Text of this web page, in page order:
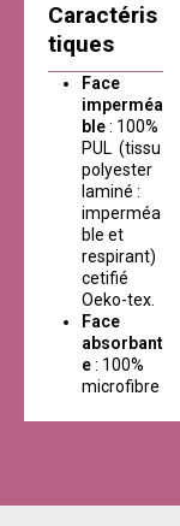
Caractéris
tiques
Face
imperméa
ble: 100%
PUL (tissu
polyester
laminé :
imperméa
ble et
respirant)
cetifié
Oeko-tex.
Face
absorbant
e: 100%
microfibre